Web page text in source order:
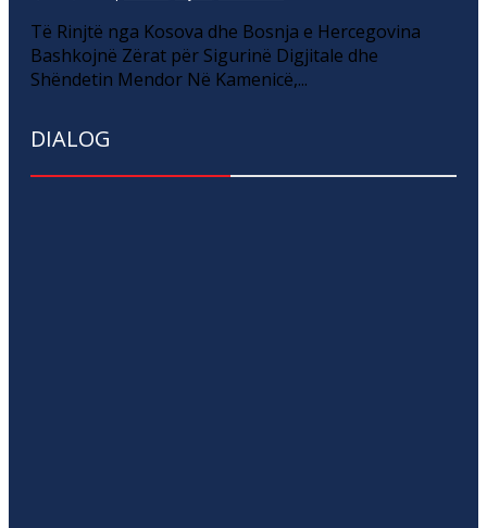
Të Rinjtë nga Kosova dhe Bosnja e Hercegovina
Bashkojnë Zërat për Sigurinë Digjitale dhe
Shëndetin Mendor Në Kamenicë,...
DIALOG